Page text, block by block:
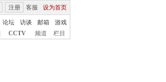
客服 设为首页
注册
论坛 访谈 邮箱
游戏
CCTV 频道 栏目